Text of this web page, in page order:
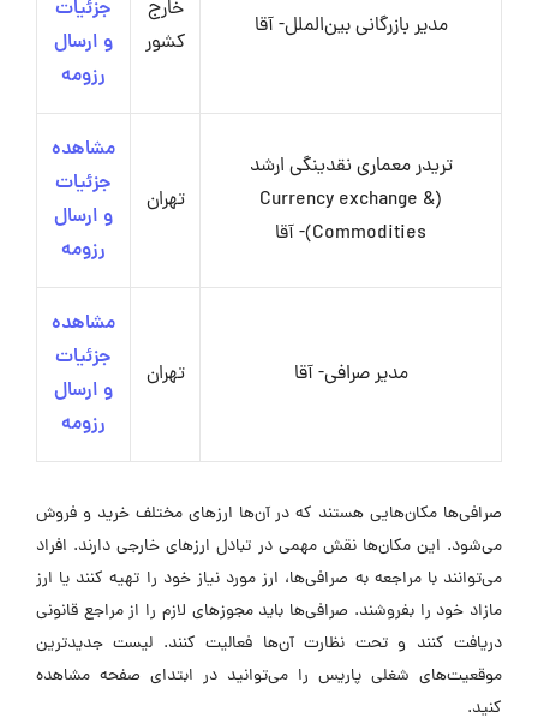
مدیر بازرگانی بین‌الملل- آقا
خارج
کشور
جزئیات
و ارسال
رزومه
تریدر معماری نقدینگی ارشد
(Currency exchange &
Commodities)- آقا
تهران
مشاهده
جزئیات
و ارسال
رزومه
مدیر صرافی- آقا تهران
مشاهده
جزئیات
و ارسال
رزومه
صرافی‌ها مکان‌هایی هستند که در آن‌ها ارزهای مختلف خرید و فروش
می‌شود. این مکان‌ها نقش مهمی در تبادل ارزهای خارجی دارند. افراد
می‌توانند با مراجعه به صرافی‌ها، ارز مورد نیاز خود را تهیه کنند یا ارز
مازاد خود را بفروشند. صرافی‌ها باید مجوزهای لازم را از مراجع قانونی
دریافت کنند و تحت نظارت آن‌ها فعالیت کنند. لیست جدیدترین
موقعیت‌های شغلی پاریس را می‌توانید در ابتدای صفحه مشاهده
کنید.